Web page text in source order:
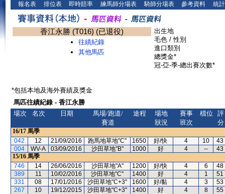
報名表 排位表 即時賠率 練馬師分場表 騎師分場表 參考資料 統
香江永勝 (T016) (已退役)
往績紀錄
其他馬匹
出生地
毛色 / 性別
進口類別
總獎金*
冠-亞-季-總出賽次數*
*包括本地及海外賽績及獎金
馬匹往績紀錄 - 香江永勝
場次
名次 日期
馬場/跑道/
賽道
途程
場地
狀況
賽事
班次
檔位
評
分
16/17 馬季
042
12 21/09/2016 跑馬地草地"C" 1650 好/快 4 10
43
004
WV-A 03/09/2016 沙田草地"B" 1000 好 4 --
43
15/16 馬季
746
14 26/06/2016 沙田草地"A" 1200 好/快 4 6
48
389
11 10/02/2016 沙田草地"C" 1400 好 4 1
51
331
08 17/01/2016 沙田草地"C+3" 1600 好/黏 4 3
53
267
10 19/12/2015 沙田草地"C+3" 1400 好 4 8
55